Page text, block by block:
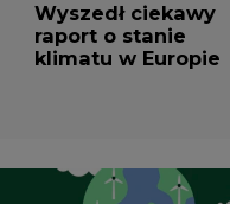
Wyszedł ciekawy
raport o stanie
klimatu w Europie